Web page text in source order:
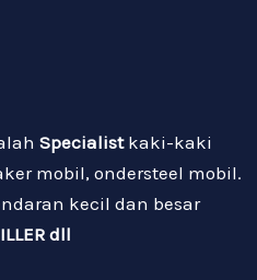
Specialistkaki-kaki
mobil, ondersteel mobil.
kecil dan besar
dll